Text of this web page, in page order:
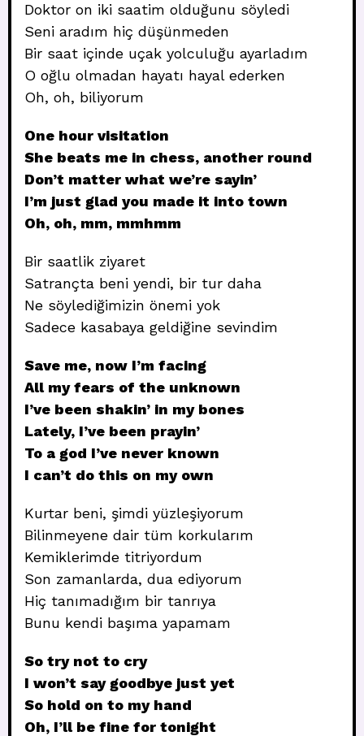
Doktor on iki saatim olduğunu söyledi
Seni aradım hiç düşünmeden
Bir saat içinde uçak yolculuğu ayarladım
O oğlu olmadan hayatı hayal ederken
Oh, oh, biliyorum
One hour visitation
She beats me in chess, another round
Don’t matter what we’re sayin’
I’m just glad you made it into town
Oh, oh, mm, mmhmm
Bir saatlik ziyaret
Satrançta beni yendi, bir tur daha
Ne söylediğimizin önemi yok
Sadece kasabaya geldiğine sevindim
Save me, now I’m facing
All my fears of the unknown
I’ve been shakin’ in my bones
Lately, I’ve been prayin’
To a god I’ve never known
I can’t do this on my own
Kurtar beni, şimdi yüzleşiyorum
Bilinmeyene dair tüm korkularım
Kemiklerimde titriyordum
Son zamanlarda, dua ediyorum
Hiç tanımadığım bir tanrıya
Bunu kendi başıma yapamam
So try not to cry
I won’t say goodbye just yet
So hold on to my hand
Oh, I’ll be fine for tonight